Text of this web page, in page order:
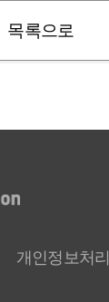
목록으로
개인정보처